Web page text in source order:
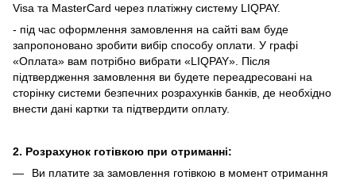
Visa та MasterCard через платіжну систему LIQPAY.
- під час оформлення замовлення на сайті вам буде
запропоновано зробити вибір способу оплати. У графі
«Оплата» вам потрібно вибрати «LIQPAY». Після
підтвердження замовлення ви будете переадресовані на
сторінку системи безпечних розрахунків банків, де необхідно
внести дані картки та підтвердити оплату.
2. Розрахунок готівкою при отриманні:
Ви платите за замовлення готівкою в момент отримання